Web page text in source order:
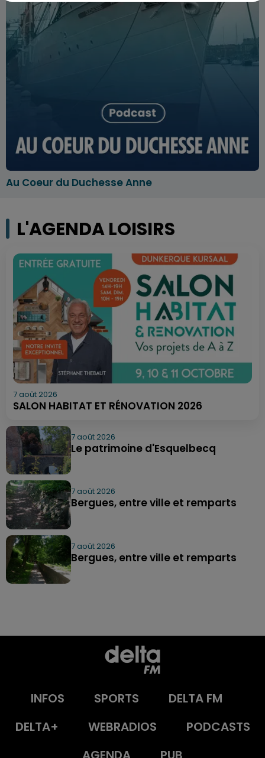
Au Coeur du Duchesse Anne
L'AGENDA LOISIRS
7 août 2026
SALON HABITAT ET RÉNOVATION 2026
7 août 2026
Le patrimoine d'Esquelbecq
7 août 2026
Bergues, entre ville et remparts
7 août 2026
Bergues, entre ville et remparts
INFOS SPORTS
DELTA FM
DELTA+
WEBRADIOS
PODCASTS